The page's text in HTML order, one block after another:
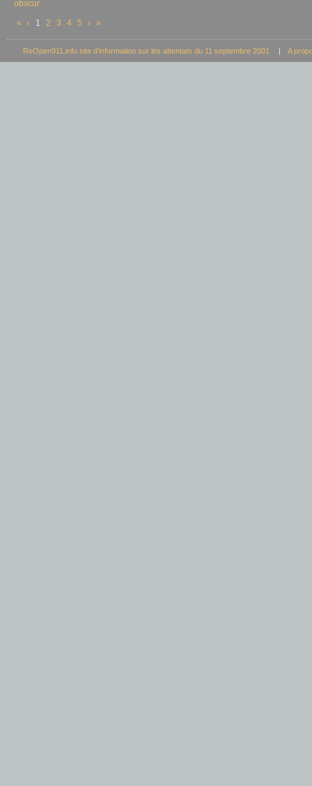
obscur
«
‹ 1 2 3 4 5 › »
ReOpen911.info site d’information sur les attentats du 11 septembre 2001 | A